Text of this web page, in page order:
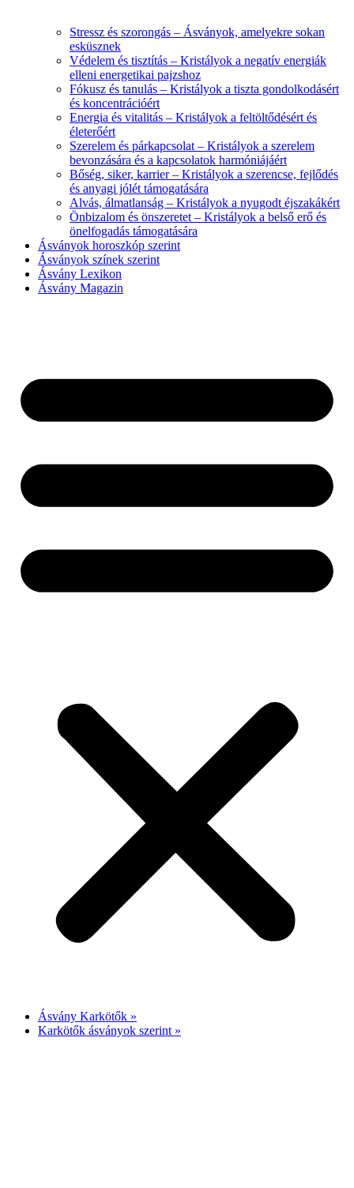
Stressz és szorongás – Ásványok, amelyekre sokan
esküsznek
Védelem és tisztítás – Kristályok a negatív energiák
elleni energetikai pajzshoz
Fókusz és tanulás – Kristályok a tiszta gondolkodásért
és koncentrációért
Energia és vitalitás – Kristályok a feltöltődésért és
életerőért
Szerelem és párkapcsolat – Kristályok a szerelem
bevonzására és a kapcsolatok harmóniájáért
Bőség, siker, karrier – Kristályok a szerencse, fejlődés
és anyagi jólét támogatására
Alvás, álmatlanság – Kristályok a nyugodt éjszakákért
Önbizalom és önszeretet – Kristályok a belső erő és
önelfogadás támogatására
Ásványok horoszkóp szerint
Ásványok színek szerint
Ásvány Lexikon
Ásvány Magazin
Ásvány Karkötők »
Karkötők ásványok szerint »